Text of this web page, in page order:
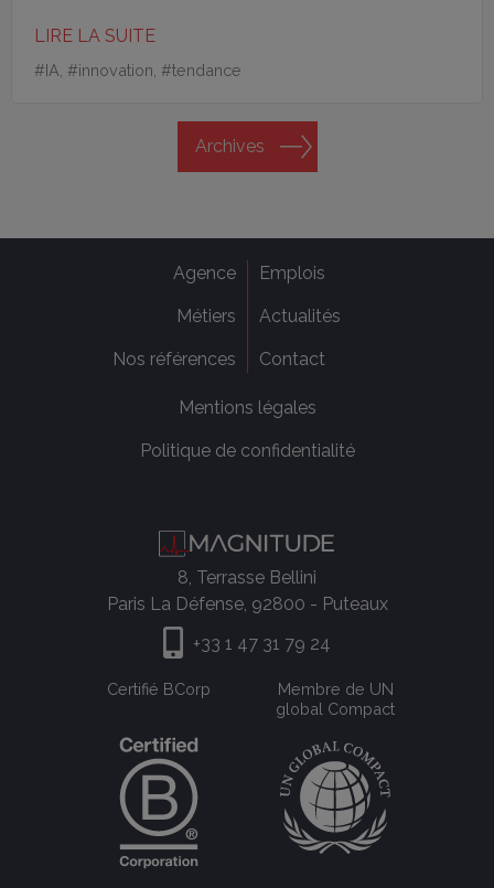
LIRE LA SUITE
#IA , #innovation , #tendance
Archives
Agence
Métiers
Nos références
Emplois
Actualités
Contact
Mentions légales
Politique de confidentialité
8, Terrasse Bellini
Paris La Défense, 92800 - Puteaux
+33 1 47 31 79 24
Certifié BCorp
Membre de UN
global Compact